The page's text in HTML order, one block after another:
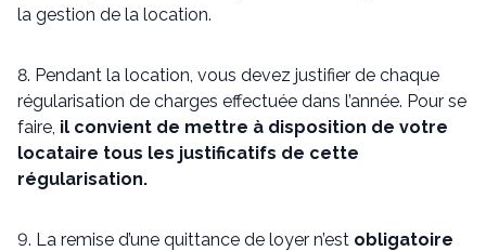
la gestion de la location.
8. Pendant la location, vous devez justifier de chaque
régularisation de charges effectuée dans l’année. Pour se
faire, il convient de mettre à disposition de votre
locataire tous les justificatifs de cette
régularisation.
9. La remise d’une quittance de loyer n’est obligatoire